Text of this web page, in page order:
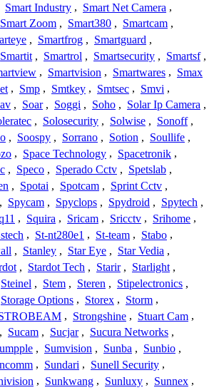
Smart Industry , Smart Net Camera ,
Smart Zoom , Smart380 , Smartcam ,
, Smartfrog , Smartguard ,
Smartit , Smartrol , Smartsecurity , Smartsf ,
, Smartvision , Smartwares , Smax
, Smp , Smtkey , Smtsec , Smvi ,
, Soar , Soggi , Soho , Solar Ip Camera ,
, Solosecurity , Solwise , Sonoff ,
, Soospy , Sorrano , Sotion , Soullife ,
, Space Technology , Spacetronik ,
, Speco , Sperado Cctv , Spetslab ,
, Spotai , Spotcam , Sprint Cctv ,
, Spycam , Spyclops , Spydroid , Spytech ,
, Squira , Sricam , Sricctv , Srihome ,
, St-nt280e1 , St-team , Stabo ,
, Stanley , Star Eye , Star Vedia ,
, Stardot Tech , Starir , Starlight ,
Steinel , Stem , Steren , Stipelectronics ,
Storage Options , Storex , Storm ,
, Strongshine , Stuart Cam ,
, Sucam , Sucjar , Sucura Networks ,
, Sumvision , Sunba , Sunbio ,
, Sundari , Sunell Security ,
, Sunkwang , Sunluxy , Sunnex ,